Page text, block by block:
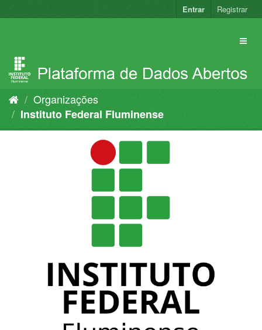
para
Entrar Registrar
Organizações
Instituto Federal Fluminense